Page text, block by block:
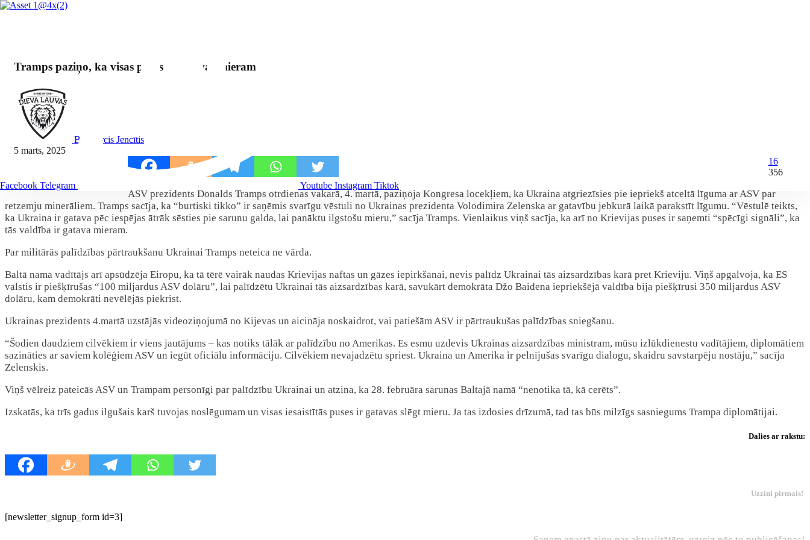
Facebook Telegram Youtube Instagram Tiktok
Tramps paziņo, ka visas puses ir gatavas mieram
By Mārcis Jencītis
5 marts, 2025
16
356
ASV prezidents Donalds Tramps otrdienas vakarā, 4. martā, paziņoja Kongresa locekļiem, ka Ukraina atgriezīsies pie iepriekš atceltā līguma ar ASV par
retzemju minerāliem. Tramps sacīja, ka “burtiski tikko” ir saņēmis svarīgu vēstuli no Ukrainas prezidenta Volodimira Zelenska ar gatavību jebkurā laikā parakstīt līgumu. “Vēstulē teikts,
ka Ukraina ir gatava pēc iespējas ātrāk sēsties pie sarunu galda, lai panāktu ilgstošu mieru,” sacīja Tramps. Vienlaikus viņš sacīja, ka arī no Krievijas puses ir saņemti “spēcīgi signāli”, ka
tās valdība ir gatava mieram.
Par militārās palīdzības pārtraukšanu Ukrainai Tramps neteica ne vārda.
Baltā nama vadītājs arī apsūdzēja Eiropu, ka tā tērē vairāk naudas Krievijas naftas un gāzes iepirkšanai, nevis palīdz Ukrainai tās aizsardzības karā pret Krieviju. Viņš apgalvoja, ka ES
valstis ir piešķīrušas “100 miljardus ASV dolāru”, lai palīdzētu Ukrainai tās aizsardzības karā, savukārt demokrāta Džo Baidena iepriekšējā valdība bija piešķīrusi 350 miljardus ASV
dolāru, kam demokrāti nevēlējās piekrist.
Ukrainas prezidents 4.martā uzstājās videoziņojumā no Kijevas un aicināja noskaidrot, vai patiešām ASV ir pārtraukušas palīdzības sniegšanu.
“Šodien daudziem cilvēkiem ir viens jautājums – kas notiks tālāk ar palīdzību no Amerikas. Es esmu uzdevis Ukrainas aizsardzības ministram, mūsu izlūkdienestu vadītājiem, diplomātiem
sazināties ar saviem kolēģiem ASV un iegūt oficiālu informāciju. Cilvēkiem nevajadzētu spriest. Ukraina un Amerika ir pelnījušas svarīgu dialogu, skaidru savstarpēju nostāju,” sacīja
Zelenskis.
Viņš vēlreiz pateicās ASV un Trampam personīgi par palīdzību Ukrainai un atzina, ka 28. februāra sarunas Baltajā namā “nenotika tā, kā cerēts”.
Izskatās, ka trīs gadus ilgušais karš tuvojas noslēgumam un visas iesaistītās puses ir gatavas slēgt mieru. Ja tas izdosies drīzumā, tad tas būs milzīgs sasniegums Trampa diplomātijai.
Dalies ar rakstu:
Uzzini pirmais!
[newsletter_signup_form id=3]